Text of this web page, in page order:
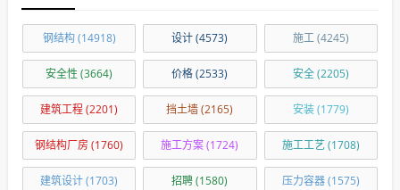
钢结构(14918) 设计(4573) 施工(4245)
安全性 (3664) 价格(2533) 安全(2205)
建筑工程(2201) 挡土墙(2165) 安装(1779)
钢结构厂房 (1760) 施工方案(1724) 施工工艺(1708)
建筑设计(1703) 招聘(1580) 压力容器(1575)